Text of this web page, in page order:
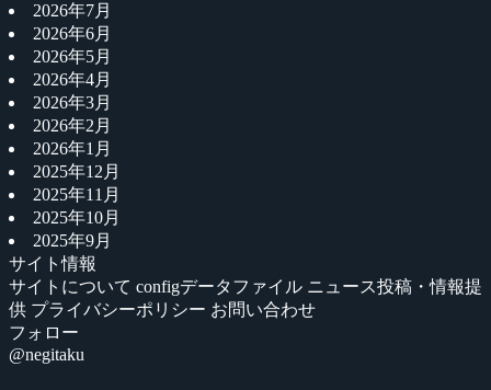
2026年7月
2026年6月
2026年5月
2026年4月
2026年3月
2026年2月
2026年1月
2025年12月
2025年11月
2025年10月
2025年9月
サイト情報
サイトについて configデータファイル ニュース投稿・情報提
供 プライバシーポリシー お問い合わせ
フォロー
@negitaku